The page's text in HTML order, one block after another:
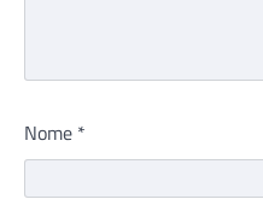
Nome *